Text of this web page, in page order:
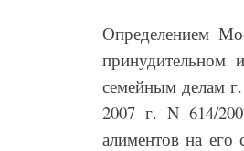
Определением
принудительном
семейным делам
2007 г. N 614/
алиментов на его